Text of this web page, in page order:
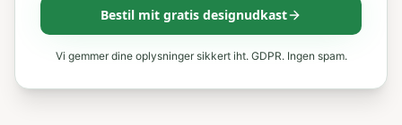
Bestil mit gratis designudkast
Vi gemmer dine oplysninger sikkert iht. GDPR. Ingen spam.